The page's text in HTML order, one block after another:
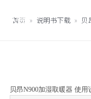
首页 » 说明书下载 » 贝
贝昂N900加湿取暖器 使用